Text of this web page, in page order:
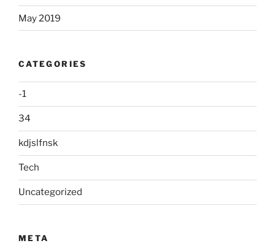
May 2019
CATEGORIES
-1
34
kdjslfnsk
Tech
Uncategorized
META